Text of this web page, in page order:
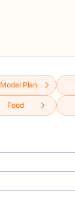
Model Plan
Food